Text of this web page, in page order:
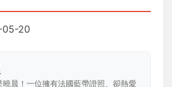
20
曉晨！一位擁有法國藍帶證照、卻熱愛